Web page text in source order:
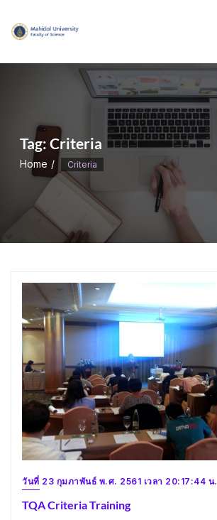
content
Tag: Criteria
Home Criteria
วันที่ 23 กุมภาพันธ์ พ.ศ. 2561 เวลา 20:17:44 น.
TQA Criteria Training